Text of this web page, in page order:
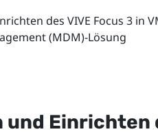
des VIVE Focus 3 in
(MDM)-Lösung
und Einrichten